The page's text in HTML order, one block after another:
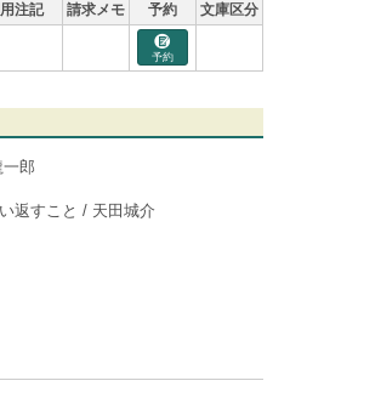
注記 請求メモ 予約 文庫区分
予約
郎
返すこと / 天田城介